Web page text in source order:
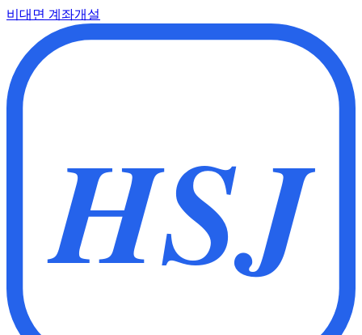
비대면 계좌개설
HSJ